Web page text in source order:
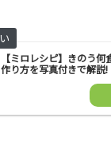
【ミロレシピ】きのう
作り方を写真付きで解説!